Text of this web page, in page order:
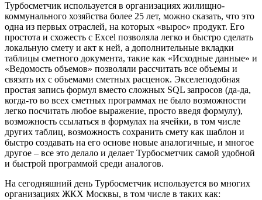
Турбосметчик используется в организациях жилищно-
коммунального хозяйства более 25 лет, можно сказать, что это
одна из первых отраслей, на которых «вырос» продукт. Его
простота и схожесть с Excel позволяла легко и быстро сделать
локальную смету и акт к ней, а дополнительные вкладки
таблицы сметного документа, такие как «Исходные данные» и
«Ведомость объемов» позволяли рассчитать все объемы и
связать их с объемами сметных расценок. Экселеподобная
простая запись формул вместо сложных SQL запросов (да-да,
когда-то во всех сметных программах не было возможности
легко посчитать любое выражение, просто введя формулу),
возможность ссылаться в формулах на ячейки, в том числе
других таблиц, возможность сохранить смету как шаблон и
быстро создавать на его основе новые аналогичные, и многое
другое – все это делало и делает Турбосметчик самой удобной
и быстрой программой среди аналогов.
На сегодняшний день Турбосметчик используется во многих
организациях ЖКХ Москвы, в том числе в таких как: